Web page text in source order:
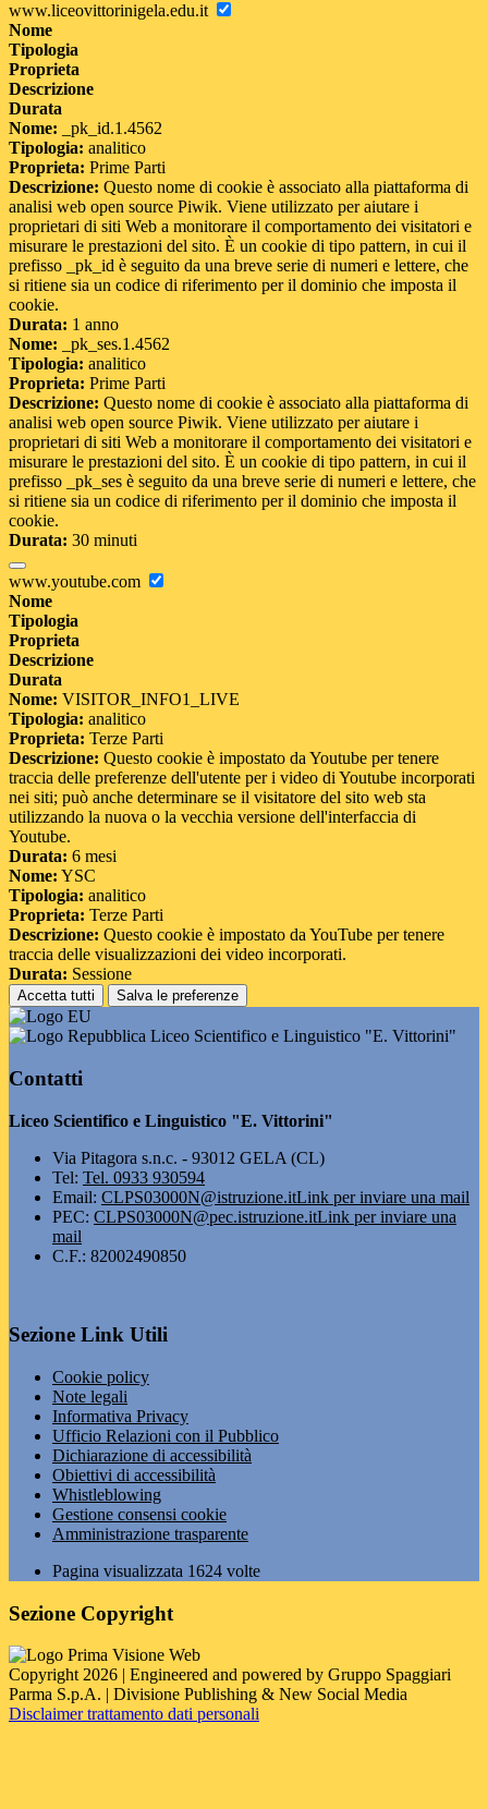
www.liceovittorinigela.edu.it
Nome
Tipologia
Proprieta
Descrizione
Durata
Nome: _pk_id.1.4562
Tipologia: analitico
Proprieta: Prime Parti
Descrizione: Questo nome di cookie è associato alla piattaforma di
analisi web open source Piwik. Viene utilizzato per aiutare i
proprietari di siti Web a monitorare il comportamento dei visitatori e
misurare le prestazioni del sito. È un cookie di tipo pattern, in cui il
prefisso _pk_id è seguito da una breve serie di numeri e lettere, che
si ritiene sia un codice di riferimento per il dominio che imposta il
cookie.
Durata: 1 anno
Nome: _pk_ses.1.4562
Tipologia: analitico
Proprieta: Prime Parti
Descrizione: Questo nome di cookie è associato alla piattaforma di
analisi web open source Piwik. Viene utilizzato per aiutare i
proprietari di siti Web a monitorare il comportamento dei visitatori e
misurare le prestazioni del sito. È un cookie di tipo pattern, in cui il
prefisso _pk_ses è seguito da una breve serie di numeri e lettere, che
si ritiene sia un codice di riferimento per il dominio che imposta il
cookie.
Durata: 30 minuti
www.youtube.com
Nome
Tipologia
Proprieta
Descrizione
Durata
Nome: VISITOR_INFO1_LIVE
Tipologia: analitico
Proprieta: Terze Parti
Descrizione: Questo cookie è impostato da Youtube per tenere
traccia delle preferenze dell'utente per i video di Youtube incorporati
nei siti; può anche determinare se il visitatore del sito web sta
utilizzando la nuova o la vecchia versione dell'interfaccia di
Youtube.
Durata: 6 mesi
Nome: YSC
Tipologia: analitico
Proprieta: Terze Parti
Descrizione: Questo cookie è impostato da YouTube per tenere
traccia delle visualizzazioni dei video incorporati.
Durata: Sessione
Accetta tutti Salva le preferenze
Liceo Scientifico e Linguistico "E. Vittorini"
Contatti
Liceo Scientifico e Linguistico "E. Vittorini"
Via Pitagora s.n.c. - 93012 GELA (CL)
Tel: Tel. 0933 930594
Email: CLPS03000N@istruzione.itLink per inviare una mail
PEC: CLPS03000N@pec.istruzione.itLink per inviare una
mail
C.F.: 82002490850
Sezione Link Utili
Cookie policy
Note legali
Informativa Privacy
Ufficio Relazioni con il Pubblico
Dichiarazione di accessibilità
Obiettivi di accessibilità
Whistleblowing
Gestione consensi cookie
Amministrazione trasparente
Pagina visualizzata 1624 volte
Sezione Copyright
Copyright 2026 | Engineered and powered by Gruppo Spaggiari
Parma S.p.A. | Divisione Publishing & New Social Media
Disclaimer trattamento dati personali